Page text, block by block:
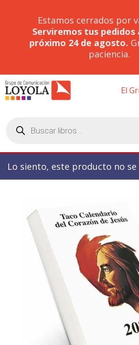
Estamos cerrados por
Serviremos tus
próximo 24 de agosto.
paciencia.
El
productos
Lo siento, este producto no